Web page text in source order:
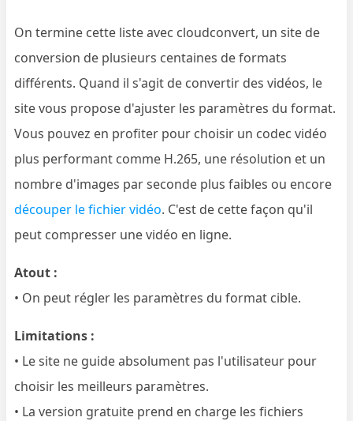
On termine cette liste avec cloudconvert, un site de
conversion de plusieurs centaines de formats
différents. Quand il s'agit de convertir des vidéos, le
site vous propose d'ajuster les paramètres du format.
Vous pouvez en profiter pour choisir un codec vidéo
plus performant comme H.265, une résolution et un
nombre d'images par seconde plus faibles ou encore
découper le fichier vidéo. C'est de cette façon qu'il
peut compresser une vidéo en ligne.
Atout :
• On peut régler les paramètres du format cible.
Limitations :
• Le site ne guide absolument pas l'utilisateur pour
choisir les meilleurs paramètres.
• La version gratuite prend en charge les fichiers